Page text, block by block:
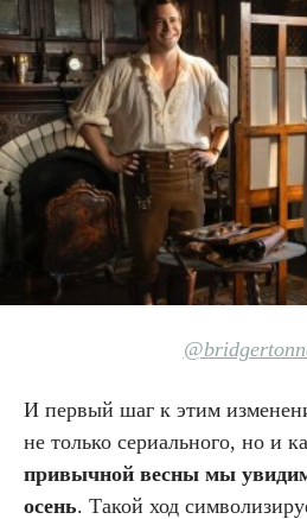
И первый шаг к этим
не только сериального, но и
привычной весны мы
осень. Такой ход